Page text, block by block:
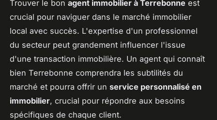
Trouver le bon agent immobilier à Terrebonne est
crucial pour naviguer dans le marché immobilier
local avec succès. L'expertise d'un professionnel
du secteur peut grandement influencer l'issue
d'une transaction immobilière. Un agent qui connaît
bien Terrebonne comprendra les subtilités du
marché et pourra offrir un service personnalisé en
immobilier, crucial pour répondre aux besoins
spécifiques de chaque client.